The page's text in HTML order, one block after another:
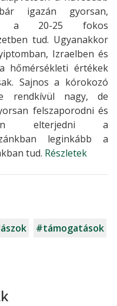
igazán gyorsan,
a 20-25 fokos
tud. Ugyanakkor
Izraelben és
hőmérsékleti értékek
Sajnos a kórokozó
rendkívül nagy, de
felszaporodni és
elterjedni a
leginkább a
tud. Részletek
#támogatások